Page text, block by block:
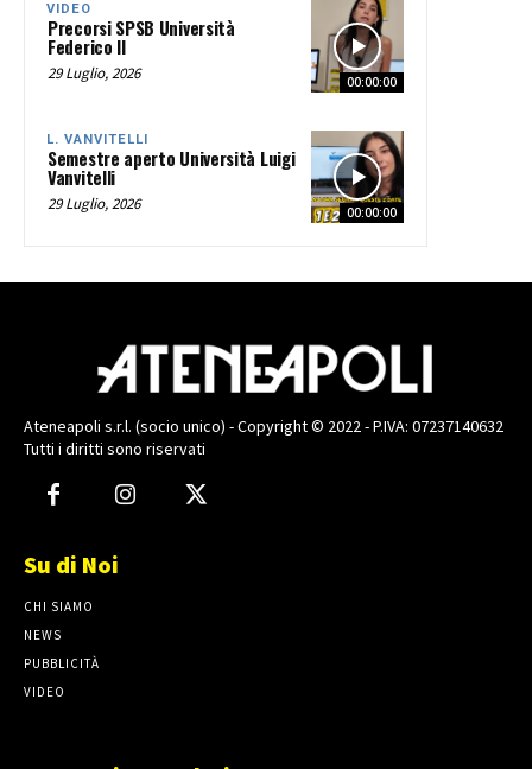
00:00:00
VIDEO
Precorsi SPSB Università
Federico II
29 Luglio, 2026
00:00:00
L. VANVITELLI
Semestre aperto Università Luigi
Vanvitelli
29 Luglio, 2026
Ateneapoli s.r.l. (socio unico) - Copyright © 2022 - P.IVA: 07237140632
Tutti i diritti sono riservati
Su di Noi
CHI SIAMO
NEWS
PUBBLICITÀ
VIDEO